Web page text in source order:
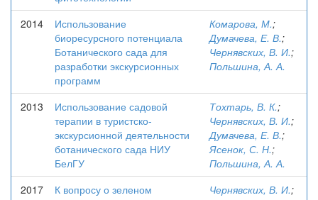
2014
Использование
биоресурсного потенциала
Ботанического сада для
разработки экскурсионных
программ
Комарова, М.;
Думачева, Е. В.;
Чернявских, В. И.;
Польшина, А. А.
2013
Использование садовой
терапии в туристско-
экскурсионной деятельности
ботанического сада НИУ
БелГУ
Тохтарь, В. К.;
Чернявских, В. И.;
Думачева, Е. В.;
Ясенок, С. Н.;
Польшина, А. А.
2017
К вопросу о зеленом
Чернявских, В. И.;